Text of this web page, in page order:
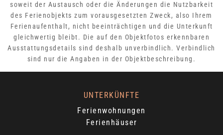
soweit der Austausch oder die Änderungen die Nutzbarkeit
des Ferienobjekts zum vorausgesetzten Zweck, also Ihrem
Ferienaufenthalt, nicht beeinträchtigen und die Unterkunft
gleichwertig bleibt. Die auf den Objektfotos erkennbaren
Ausstattungsdetails sind deshalb unverbindlich. Verbindlich
sind nur die Angaben in der Objektbeschreibung.
UNTERKÜNFTE
Ferienwohnungen
Ferienhäuser